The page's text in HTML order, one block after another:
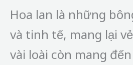
Hoa lan là những
và tinh tế, mang lại
vài loài còn mang